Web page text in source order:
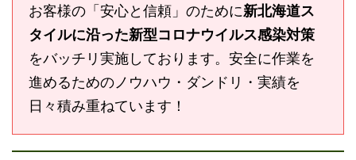
お客様の「安心と信頼」のために新北海道ス
タイルに沿った新型コロナウイルス感染対策
をバッチリ実施しております。安全に作業を
進めるためのノウハウ・ダンドリ・実績を
日々積み重ねています！